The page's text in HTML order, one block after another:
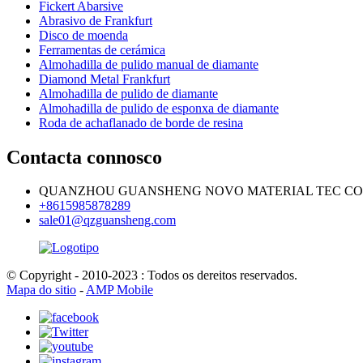
Fickert Abarsive
Abrasivo de Frankfurt
Disco de moenda
Ferramentas de cerámica
Almohadilla de pulido manual de diamante
Diamond Metal Frankfurt
Almohadilla de pulido de diamante
Almohadilla de pulido de esponxa de diamante
Roda de achaflanado de borde de resina
Contacta connosco
QUANZHOU GUANSHENG NOVO MATERIAL TEC
+8615985878289
sale01@qzguansheng.com
© Copyright - 2010-2023 : Todos os dereitos reservados.
Mapa do sitio -AMP Mobile